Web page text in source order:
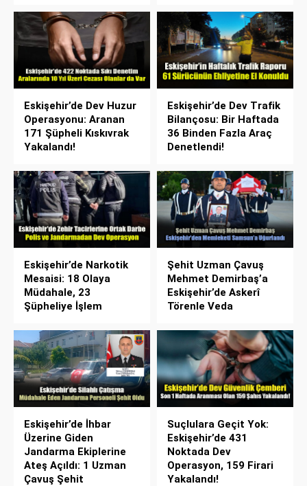
Eskişehir’de Dev Huzur
Operasyonu: Aranan
171 Şüpheli Kıskıvrak
Yakalandı!
Eskişehir’de Dev Trafik
Bilançosu: Bir Haftada
36 Binden Fazla Araç
Denetlendi!
Eskişehir’de Narkotik
Mesaisi: 18 Olaya
Müdahale, 23
Şüpheliye İşlem
Şehit Uzman Çavuş
Mehmet Demirbaş’a
Eskişehir’de Askerî
Törenle Veda
Eskişehir’de İhbar
Üzerine Giden
Jandarma Ekiplerine
Ateş Açıldı: 1 Uzman
Çavuş Şehit
Suçlulara Geçit Yok:
Eskişehir’de 431
Noktada Dev
Operasyon, 159 Firari
Yakalandı!